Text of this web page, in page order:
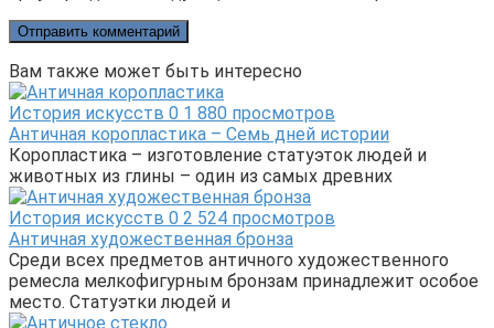
Вам также может быть интересно
История искусств 0 1 880 просмотров
Античная коропластика – Семь дней истории
Коропластика – изготовление статуэток людей и
животных из глины – один из самых древних
История искусств 0 2 524 просмотров
Античная художественная бронза
Среди всех предметов античного художественного
ремесла мелкофигурным бронзам принадлежит особое
место. Статуэтки людей и